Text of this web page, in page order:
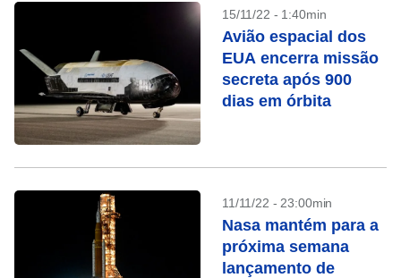
15/11/22 - 1:40min
Avião espacial dos
EUA encerra missão
secreta após 900
dias em órbita
11/11/22 - 23:00min
Nasa mantém para a
próxima semana
lançamento de